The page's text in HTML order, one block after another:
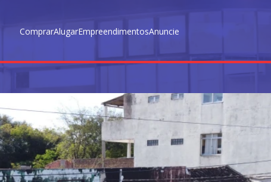
ComprarAlugarEmpreendimentosAnuncie